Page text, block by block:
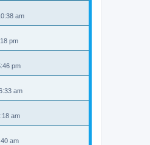
am
pm
pm
am
am
am